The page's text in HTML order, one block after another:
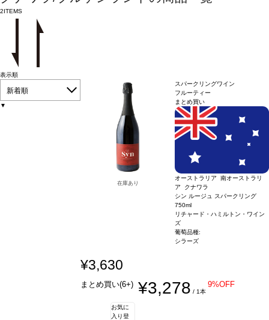
2ITEMS
表示順
新着順
▼
在庫あり
スパークリングワイン
フルーティー
まとめ買い
オーストラリア 南オーストラリ
ア クナワラ
シン ルージュ スパークリング
750ml
リチャード・ハミルトン・ワイン
ズ
葡萄品種:
シラーズ
¥3,630
まとめ買い(6+) ¥3,278 / 1本
9%OFF
お気に
入り登